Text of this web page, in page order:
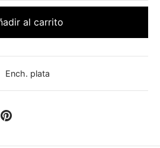
al carrito
Ench. plata